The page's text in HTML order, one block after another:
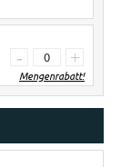
- +
Mengenrabatt!
Bag